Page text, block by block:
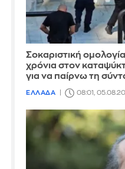
Σοκαριστική
χρόνια στον
για να παίρνω τη
ΕΛΛΑΔΑ 08:01,